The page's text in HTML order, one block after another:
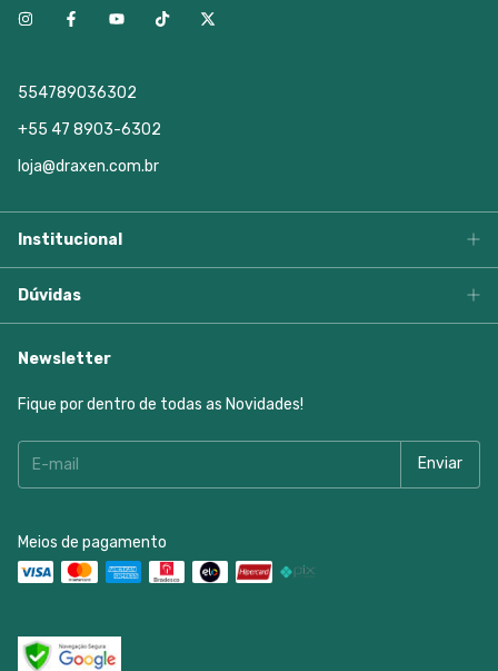
554789036302
+55 47 8903-6302
loja@draxen.com.br
Institucional
Dúvidas
Newsletter
Fique por dentro de todas as Novidades!
Meios de pagamento